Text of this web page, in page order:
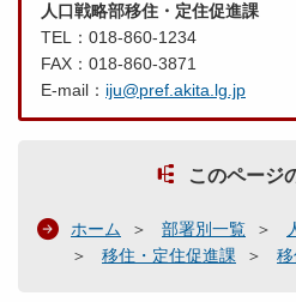
人口戦略部移住・定住促進課
TEL：018-860-1234
FAX：018-860-3871
E-mail： iju@pref.akita.lg.jp
このページ
ホーム 部署別一覧
移住・定住促進課